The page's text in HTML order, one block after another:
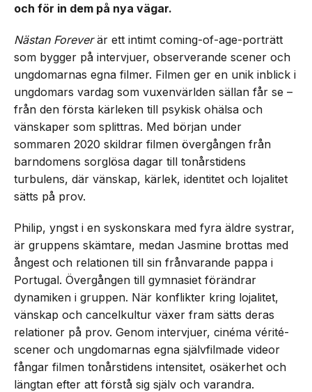
och för in dem på nya vägar.
Nästan Foreverär ett intimt coming-of-age-porträtt
som bygger på intervjuer, observerande scener och
ungdomarnas egna filmer. Filmen ger en unik inblick i
ungdomars vardag som vuxenvärlden sällan får se –
från den första kärleken till psykisk ohälsa och
vänskaper som splittras. Med början under
sommaren 2020 skildrar filmen övergången från
barndomens sorglösa dagar till tonårstidens
turbulens, där vänskap, kärlek, identitet och lojalitet
sätts på prov.
Philip, yngst i en syskonskara med fyra äldre systrar,
är gruppens skämtare, medan Jasmine brottas med
ångest och relationen till sin frånvarande pappa i
Portugal. Övergången till gymnasiet förändrar
dynamiken i gruppen. När konflikter kring lojalitet,
vänskap och cancelkultur växer fram sätts deras
relationer på prov. Genom intervjuer, cinéma vérité-
scener och ungdomarnas egna självfilmade videor
fångar filmen tonårstidens intensitet, osäkerhet och
längtan efter att förstå sig själv och varandra.